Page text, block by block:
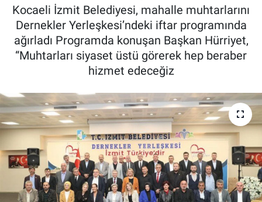
Kocaeli İzmit Belediyesi, mahalle muhtarlarını
Dernekler Yerleşkesi’ndeki iftar programında
ağırladı Programda konuşan Başkan Hürriyet,
“Muhtarları siyaset üstü görerek hep beraber
hizmet edeceğiz
SAĞLIK
ASTROLOJİ
Son Dakika Haberleri
Haber Arşivi